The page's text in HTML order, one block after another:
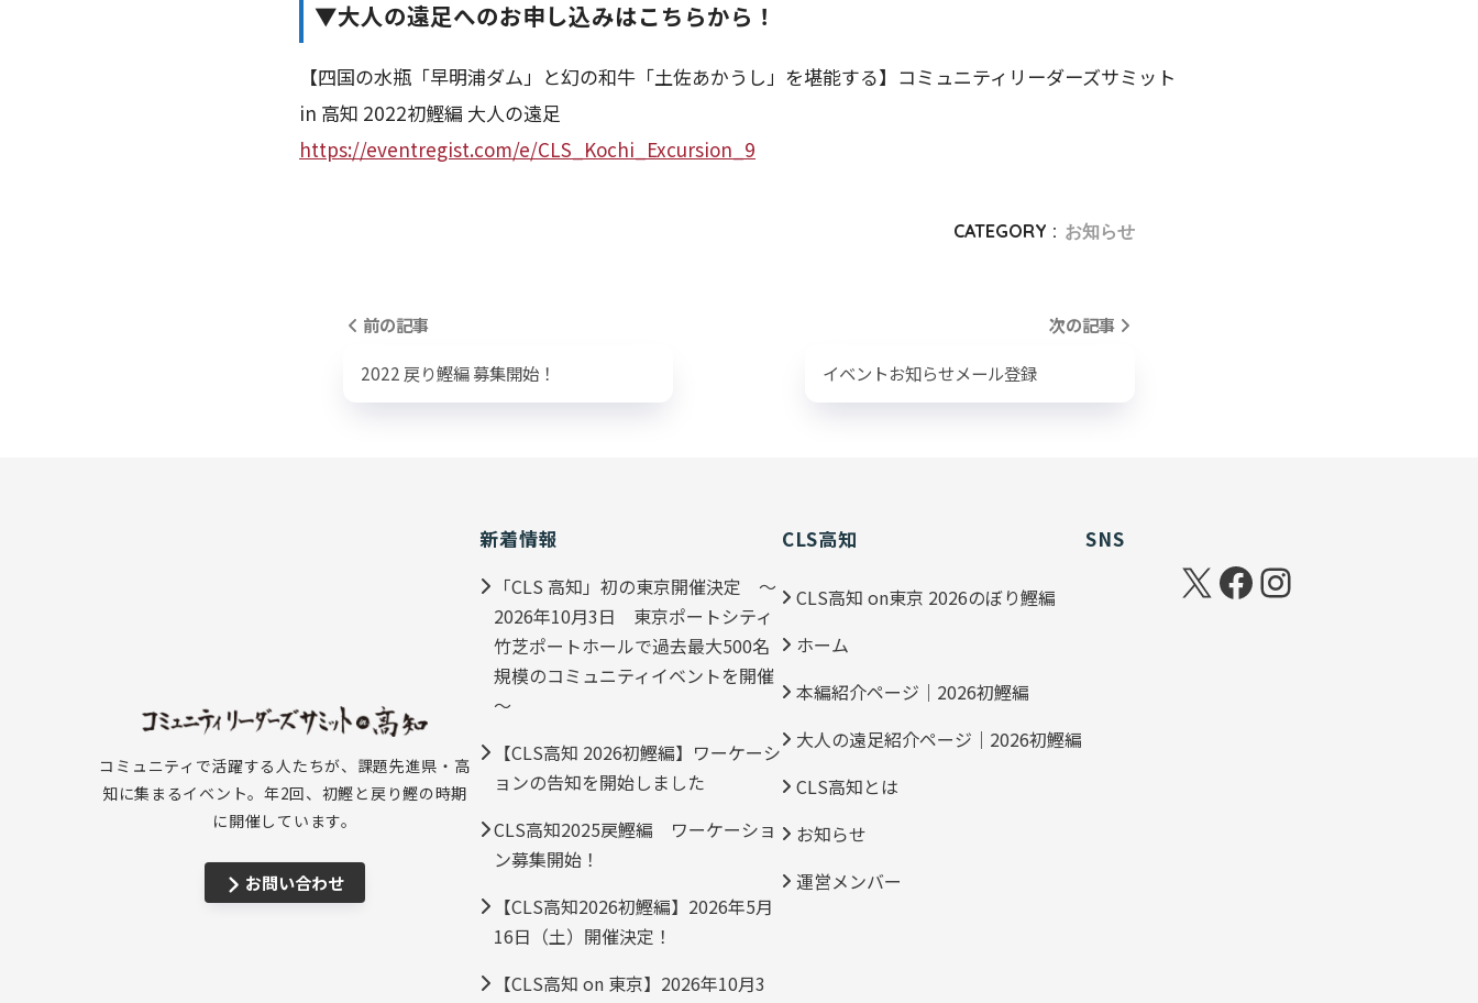
▼大人の遠足へのお申し込みはこちらから！
【四国の水瓶「早明浦ダム」と幻の和牛「土佐あかうし」を堪能する】コミュニティリーダーズサミット
in 高知 2022初鰹編 大人の遠足
https://eventregist.com/e/CLS_Kochi_Excursion_9
CATEGORY : お知らせ
前の記事
2022 戻り鰹編 募集開始！
次の記事
イベントお知らせメール登録
コミュニティで活躍する人たちが、課題先進県・高
知に集まるイベント。年2回、初鰹と戻り鰹の時期
に開催しています。
お問い合わせ
新着情報
「CLS 高知」初の東京開催決定 ～
2026年10月3日 東京ポートシティ
竹芝ポートホールで過去最大500名
規模のコミュニティイベントを開催
～
【CLS高知 2026初鰹編】ワーケーシ
ョンの告知を開始しました
CLS高知2025戻鰹編 ワーケーショ
ン募集開始！
【CLS高知2026初鰹編】2026年5月
16日（土）開催決定！
【CLS高知 on 東京】2026年10月3
CLS高知
CLS高知 on東京 2026のぼり鰹編
ホーム
本編紹介ページ｜2026初鰹編
大人の遠足紹介ページ｜2026初鰹編
CLS高知とは
お知らせ
運営メンバー
SNS